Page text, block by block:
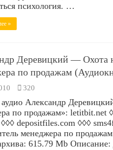
психология. …
»
Деревицкий — Охота
по продажам
320
аудио Александр
по продажам»: letitbit.net
depositfiles.com ◊◊◊
менеджера по
615.79 Mb